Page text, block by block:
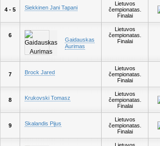
4 - 5 Siekkinen Jani Tapani
Lietuvos
čempionatas.
Finalai
6
Gaidauskas
Aurimas
Lietuvos
čempionatas.
Finalai
7 Brock Jared
Lietuvos
čempionatas.
Finalai
8 Krukovski Tomasz
Lietuvos
čempionatas.
Finalai
9 Skalandis Pijus
Lietuvos
čempionatas.
Finalai